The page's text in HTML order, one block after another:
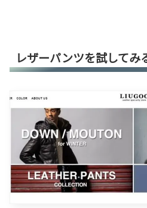
レザーパンツを試してみ